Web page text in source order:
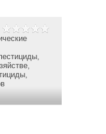
,
,
,